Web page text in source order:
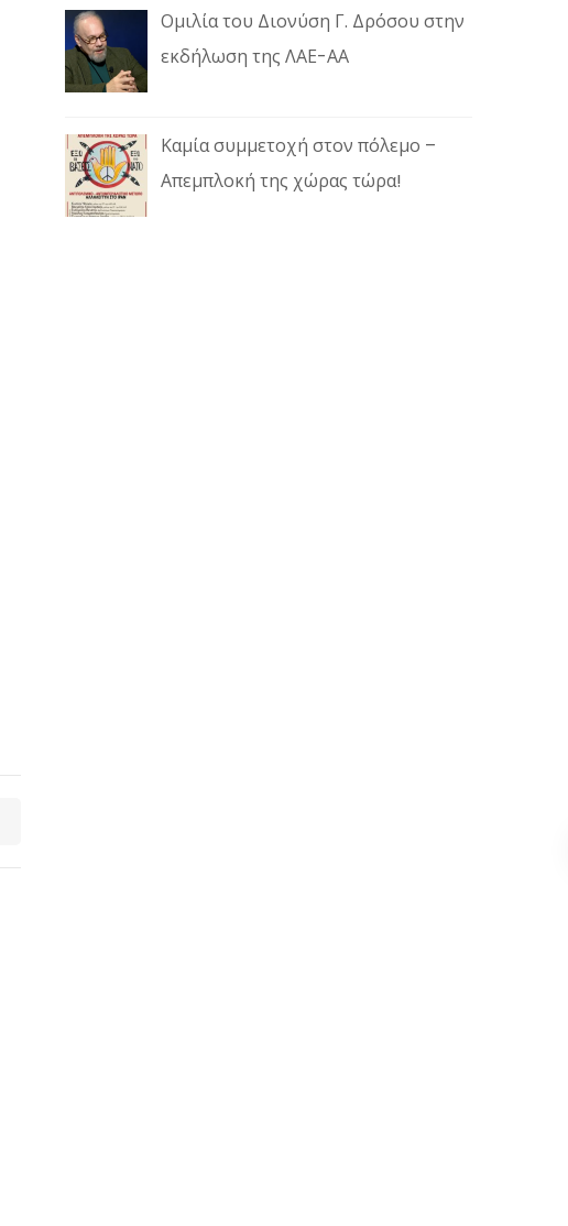
Ομιλία του Διονύση Γ. Δρόσου στην
εκδήλωση της ΛΑΕ-ΑΑ
Καμία συμμετοχή στον πόλεμο –
Απεμπλοκή της χώρας τώρα!